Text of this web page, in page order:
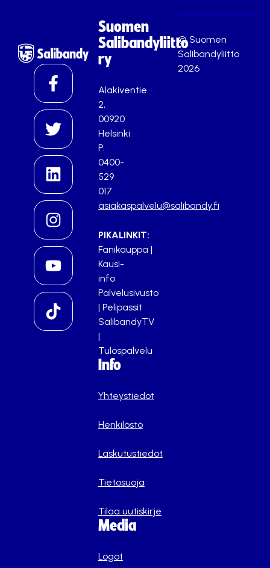
Suomen
Salibandyliitto
ry
Alakiventie
2,
00920
Helsinki
P.
0400-
529
017
asiakaspalvelu@salibandy.fi
PIKALINKIT:
Fanikauppa |
Kausi-
info
Palvelusivusto
| Pelipassit
SalibandyTV
|
Tulospalvelu
Info
Yhteystiedot
Henkilöstö
Laskutustiedot
Tietosuoja
Tilaa uutiskirje
Media
Logot
© Suomen
Salibandyliitto
2026